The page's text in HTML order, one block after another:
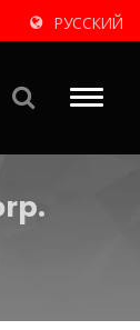
РУССКИЙ
Toggle